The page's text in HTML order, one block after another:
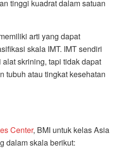
tinggi kuadrat dalam satuan
arti yang dapat
skala IMT. IMT sendiri
skrining, tapi tidak dapat
tubuh atau tingkat kesehatan
Center, BMI untuk kelas Asia
dalam skala berikut: